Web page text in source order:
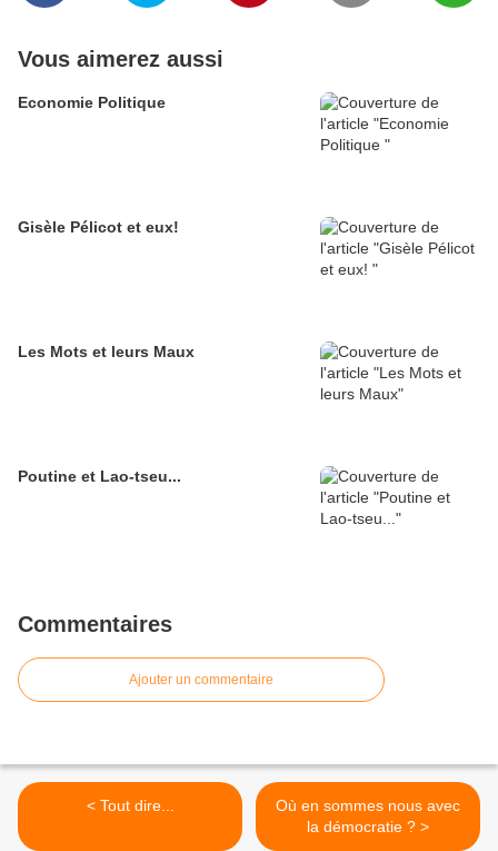
Vous aimerez aussi
Economie Politique
Gisèle Pélicot et eux!
Les Mots et leurs Maux
Poutine et Lao-tseu...
Commentaires
Ajouter un commentaire
< Tout dire...
Où en sommes nous avec
la démocratie ? >